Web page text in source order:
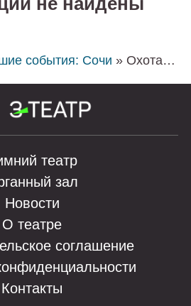
А блистательный
принесет особый
события: Сочи » Охота на мужчин
театр
зал
Новости
О театре
соглашение
Контакты